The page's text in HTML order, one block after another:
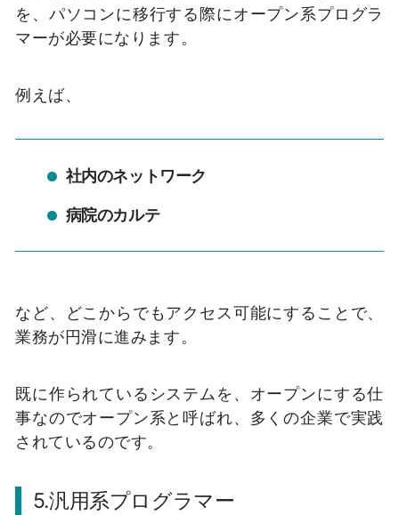
を、パソコンに移行する際にオープン系プログラ
マーが必要になります。
例えば、
社内のネットワーク
病院のカルテ
など、どこからでもアクセス可能にすることで、
業務が円滑に進みます。
既に作られているシステムを、オープンにする仕
事なのでオープン系と呼ばれ、多くの企業で実践
されているのです。
5.汎用系プログラマー